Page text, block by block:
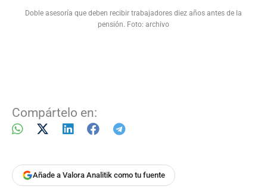
Doble asesoría que deben recibir trabajadores diez años antes de la
pensión. Foto: archivo
Compártelo en:
Añade a Valora Analitik como tu fuente